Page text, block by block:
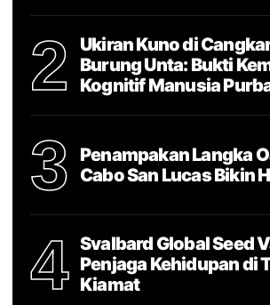
2
Ukiran Kuno di
Burung Unta: Bukti
Kognitif Manusia
3
Penampakan Langka
Cabo San Lucas Bikin
4
Svalbard Global Seed
Penjaga Kehidupan di
Kiamat